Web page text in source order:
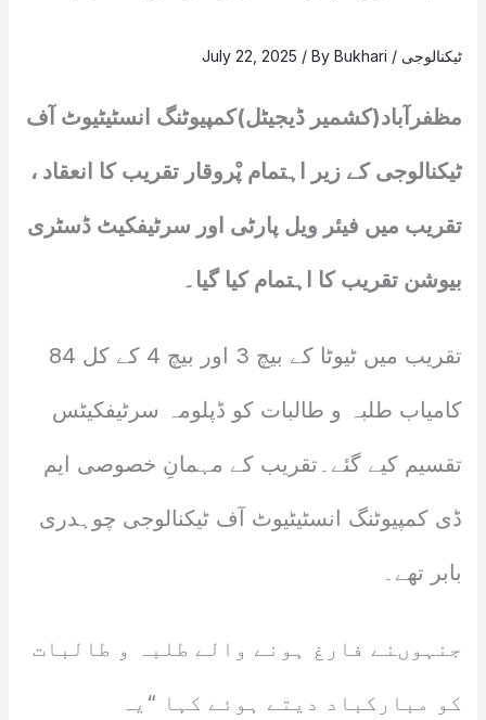
ٹیکنالوجی /
July 22, 2025 / ByBukhari
مظفرآباد(کشمیر ڈیجیٹل)کمپیوٹنگ انسٹیٹیوٹ آف
ٹیکنالوجی کے زیر اہتمام پْروقار تقریب کا انعقاد ،
تقریب میں فیئر ویل پارٹی اور سرٹیفکیٹ ڈسٹری
بیوشن تقریب کا اہتمام کیا گیا۔
تقریب میں ٹیوٹا کے بیچ 3 اور بیچ 4 کے کل 84
کامیاب طلبہ و طالبات کو ڈپلومہ سرٹیفکیٹس
تقسیم کیے گئے۔تقریب کے مہمانِ خصوصی ایم
ڈی کمپیوٹنگ انسٹیٹیوٹ آف ٹیکنالوجی چوہدری
بابر تھے۔
جنہوںنے فارغ ہونے والے طلبہ و طالبات
کو مبارکباد دیتے ہوئے کہا “یہ